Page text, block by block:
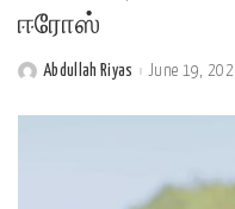
ஈரோஸ்
PostedAbdullah Riyas June 19,